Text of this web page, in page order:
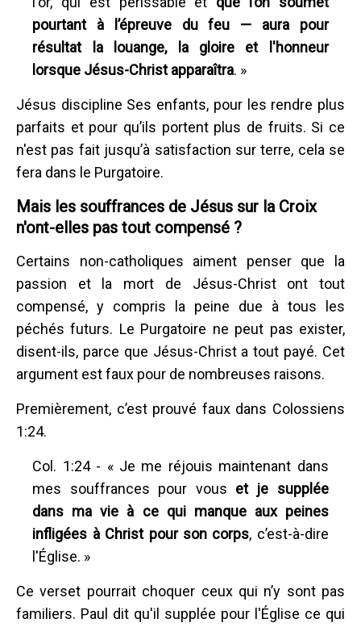
pourtant à l’épreuve du feu — aura pour
résultat la louange, la gloire et l'honneur
lorsque Jésus-Christ apparaîtra. »
Jésus discipline Ses enfants, pour les rendre plus
parfaits et pour qu’ils portent plus de fruits. Si ce
n'est pas fait jusqu’à satisfaction sur terre, cela se
fera dans le Purgatoire.
Mais les souffrances de Jésus sur la Croix
n'ont-elles pas tout compensé ?
Certains non-catholiques aiment penser que la
passion et la mort de Jésus-Christ ont tout
compensé, y compris la peine due à tous les
péchés futurs. Le Purgatoire ne peut pas exister,
disent-ils, parce que Jésus-Christ a tout payé. Cet
argument est faux pour de nombreuses raisons.
Premièrement, c’est prouvé faux dans Colossiens
1:24.
Col. 1:24 - « Je me réjouis maintenant dans
mes souffrances pour vous et je supplée
dans ma vie à ce qui manque aux peines
infligées à Christ pour son corps, c’est-à-dire
l'Église. »
Ce verset pourrait choquer ceux qui n’y sont pas
familiers. Paul dit qu'il supplée pour l'Église ce qui